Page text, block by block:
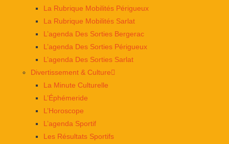
La Rubrique Mobilités Périgueux
La Rubrique Mobilités Sarlat
L’agenda Des Sorties Bergerac
L’agenda Des Sorties Périgueux
L’agenda Des Sorties Sarlat
Divertissement & Culture
La Minute Culturelle
L’Éphémeride
L’Horoscope
L’agenda Sportif
Les Résultats Sportifs